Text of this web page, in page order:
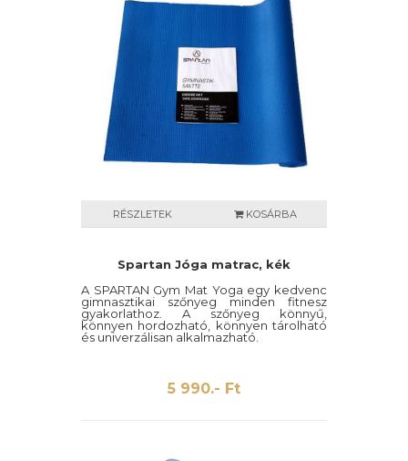
RÉSZLETEK KOSÁRBA
Spartan Jóga matrac, kék
A SPARTAN Gym Mat Yoga egy kedvenc
gimnasztikai szőnyeg minden fitnesz
gyakorlathoz. A szőnyeg könnyű,
könnyen hordozható, könnyen tárolható
és univerzálisan alkalmazható.
5 990.- Ft